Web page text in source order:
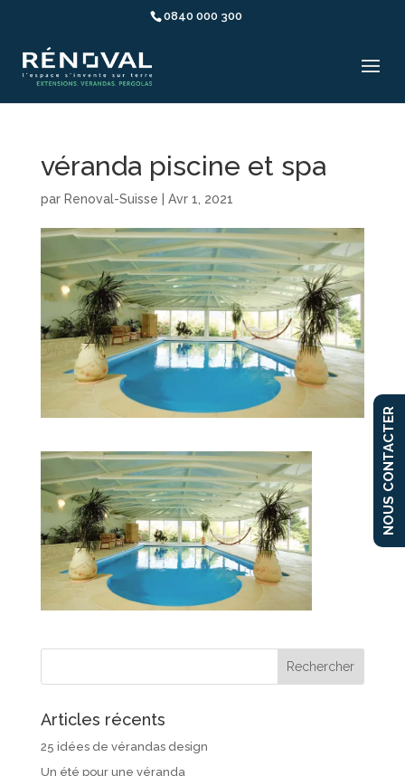
0840 000 300
véranda piscine et spa
par Renoval-Suisse Avr 1, 2021
Articles récents
25 idées de vérandas design
Un été pour une véranda
NOUS CONTACTER